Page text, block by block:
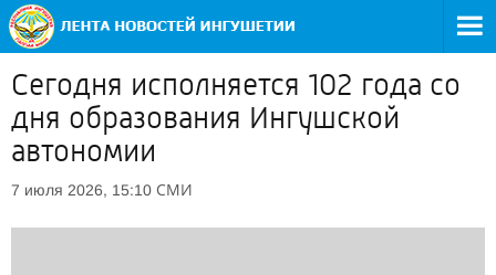
Сегодня исполняется 102 года со
дня образования Ингушской
автономии
7 июля 2026, 15:10 СМИ